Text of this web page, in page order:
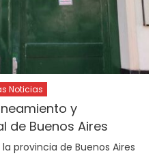
Noticias
y
de Buenos Aires
provincia de Buenos Aires